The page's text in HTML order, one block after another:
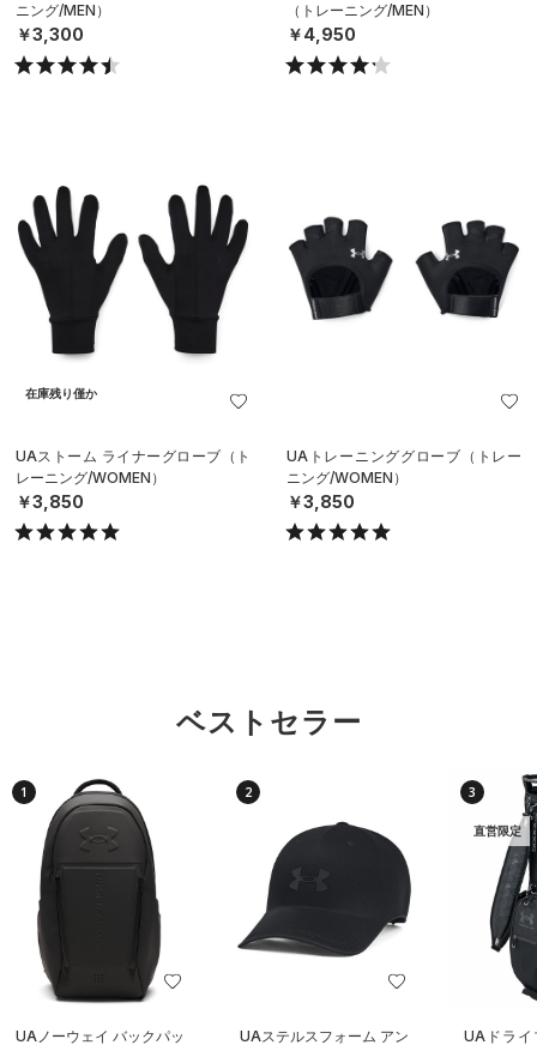
ニング/MEN）
￥3,300
（トレーニング/MEN）
￥4,950
在庫残り僅か
UAストーム ライナーグローブ（ト
レーニング/WOMEN）
￥3,850
UAトレーニンググローブ（トレー
ニング/WOMEN）
￥3,850
ベストセラー
1
UAノーウェイ バックパッ
2
UAステルスフォーム アン
3
直営限定
UAドライ